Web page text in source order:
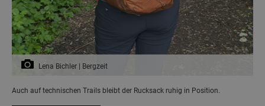
Lena Bichler | Bergzeit
Auch auf technischen Trails bleibt der Rucksack ruhig in Position.